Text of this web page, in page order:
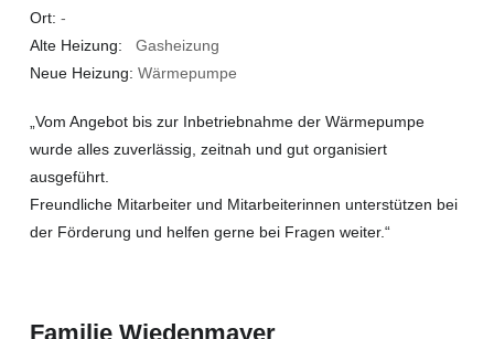
Ort: -
Alte Heizung: Gasheizung
Neue Heizung: Wärmepumpe
„Vom Angebot bis zur Inbetriebnahme der Wärmepumpe
wurde alles zuverlässig, zeitnah und gut organisiert
ausgeführt.
Freundliche Mitarbeiter und Mitarbeiterinnen unterstützen bei
der Förderung und helfen gerne bei Fragen weiter.“
Familie Wiedenmayer